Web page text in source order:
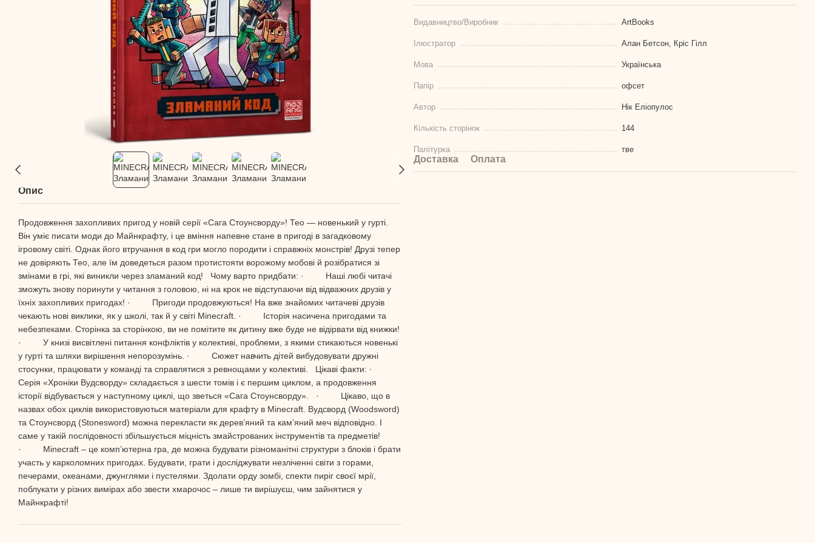
Опис
Продовження захопливих пригод у новій серії «Сага Стоунсворду»! Тео — новенький у гурті.
Він уміє писати моди до Майнкрафту, і це вміння напевне стане в пригоді в загадковому
ігровому світі. Однак його втручання в код гри могло породити і справжніх монстрів! Друзі тепер
не довіряють Тео, але їм доведеться разом протистояти ворожому мобові й розібратися зі
змінами в грі, які виникли через зламаний код! Чому варто придбати: · Наші любі читачі
зможуть знову поринути у читання з головою, ні на крок не відступаючи від відважних друзів у
їхніх захопливих пригодах! · Пригоди продовжуються! На вже знайомих читачеві друзів
чекають нові виклики, як у школі, так й у світі Minecraft. · Історія насичена пригодами та
небезпеками. Сторінка за сторінкою, ви не помітите як дитину вже буде не відірвати від книжки!
· У книзі висвітлені питання конфліктів у колективі, проблеми, з якими стикаються новенькі
у гурті та шляхи вирішення непорозумінь. · Сюжет навчить дітей вибудовувати дружні
стосунки, працювати у команді та справлятися з ревнощами у колективі. Цікаві факти: ·
Серія «Хроніки Вудсворду» складається з шести томів і є першим циклом, а продовження
історії відбувається у наступному циклі, що зветься «Сага Стоунсворду». · Цікаво, що в
назвах обох циклів використовуються матеріали для крафту в Minecraft. Вудсворд (Woodsword)
та Стоунсворд (Stonesword) можна перекласти як дерев’яний та кам’яний меч відповідно. І
саме у такій послідовності збільшується міцність змайстрованих інструментів та предметів!
· Minecraft – це комп’ютерна гра, де можна будувати різноманітні структури з блоків і брати
участь у карколомних пригодах. Будувати, грати і досліджувати незліченні світи з горами,
печерами, океанами, джунглями і пустелями. Здолати орду зомбі, спекти пиріг своєї мрії,
поблукати у різних вимірах або звести хмарочос – лише ти вирішуєш, чим зайнятися у
Майнкрафті!
Видавництво/Виробник ArtBooks
Ілюстратор Алан Бетсон, Кріс Гілл
Мова Українська
Папір офсет
Автор Нік Еліопулос
Кількість сторінок 144
Палітурка тве
Доставка Оплата